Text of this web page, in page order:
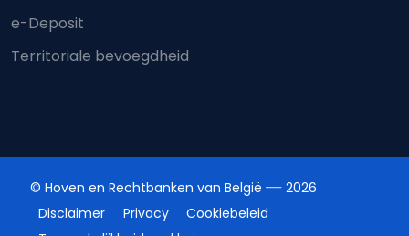
e-Deposit
Territoriale bevoegdheid
© Hoven en Rechtbanken van België
2026
Disclaimer
Privacy
Cookiebeleid